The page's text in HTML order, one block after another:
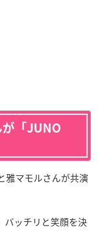
「JUNO
雅マモルさんが共演
バッチリと笑顔を決